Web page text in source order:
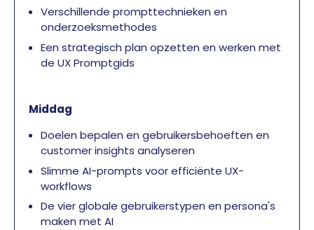
Verschillende prompttechnieken en
onderzoeksmethodes
Een strategisch plan opzetten en werken met
de UX Promptgids
Middag
Doelen bepalen en gebruikersbehoeften en
customer insights analyseren
Slimme AI-prompts voor efficiënte UX-
workflows
De vier globale gebruikerstypen en persona's
maken met AI